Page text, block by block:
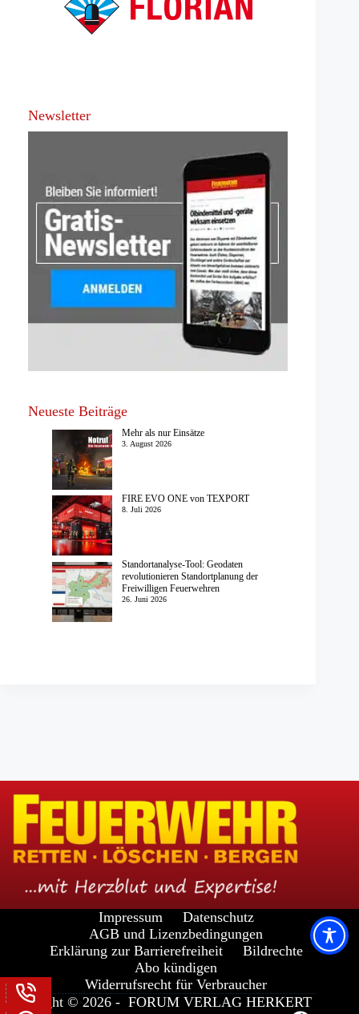
Newsletter
Neueste Beiträge
Mehr als nur Einsätze
3. August 2026
FIRE EVO ONE von TEXPORT
8. Juli 2026
Standortanalyse-Tool: Geodaten
revolutionieren Standortplanung der
Freiwilligen Feuerwehren
26. Juni 2026
Impressum
Datenschutz
AGB und Lizenzbedingungen
Erklärung zur Barrierefreiheit
Bildrechte
Abo kündigen
Widerrufsrecht für Verbraucher
Copyright © 2026 - FORUM VERLAG HERKERT